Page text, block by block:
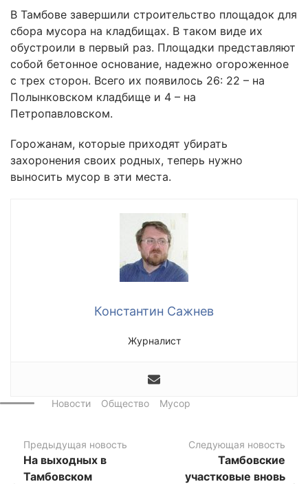
В Тамбове завершили строительство площадок для
сбора мусора на кладбищах. В таком виде их
обустроили в первый раз. Площадки представляют
собой бетонное основание, надежно огороженное
с трех сторон. Всего их появилось 26: 22 – на
Полынковском кладбище и 4 – на
Петропавловском.
Горожанам, которые приходят убирать
захоронения своих родных, теперь нужно
выносить мусор в эти места.
Константин Сажнев
Журналист
Новости Общество Мусор
Предыдущая новость
На выходных в
Тамбовском
Следующая новость
Тамбовские
участковые вновь